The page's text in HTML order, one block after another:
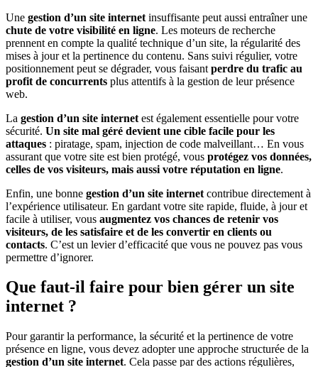
Une gestion d’un site internet insuffisante peut aussi entraîner une
chute de votre visibilité en ligne. Les moteurs de recherche
prennent en compte la qualité technique d’un site, la régularité des
mises à jour et la pertinence du contenu. Sans suivi régulier, votre
positionnement peut se dégrader, vous faisant perdre du trafic au
profit de concurrents plus attentifs à la gestion de leur présence
web.
La gestion d’un site internet est également essentielle pour votre
sécurité. Un site mal géré devient une cible facile pour les
attaques : piratage, spam, injection de code malveillant… En vous
assurant que votre site est bien protégé, vous protégez vos données,
celles de vos visiteurs, mais aussi votre réputation en ligne.
Enfin, une bonne gestion d’un site internet contribue directement à
l’expérience utilisateur. En gardant votre site rapide, fluide, à jour et
facile à utiliser, vous augmentez vos chances de retenir vos
visiteurs, de les satisfaire et de les convertir en clients ou
contacts. C’est un levier d’efficacité que vous ne pouvez pas vous
permettre d’ignorer.
Que faut-il faire pour bien gérer un site
internet ?
Pour garantir la performance, la sécurité et la pertinence de votre
présence en ligne, vous devez adopter une approche structurée de la
gestion d’un site internet. Cela passe par des actions régulières,